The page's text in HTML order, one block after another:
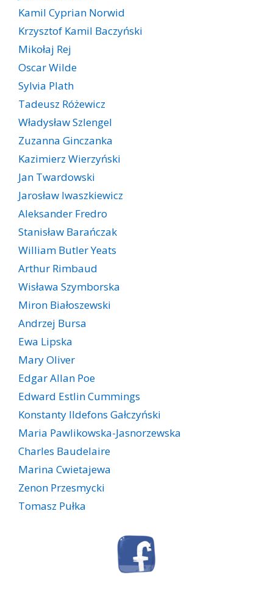
Kamil Cyprian Norwid
Krzysztof Kamil Baczyński
Mikołaj Rej
Oscar Wilde
Sylvia Plath
Tadeusz Różewicz
Władysław Szlengel
Zuzanna Ginczanka
Kazimierz Wierzyński
Jan Twardowski
Jarosław Iwaszkiewicz
Aleksander Fredro
Stanisław Barańczak
William Butler Yeats
Arthur Rimbaud
Wisława Szymborska
Miron Białoszewski
Andrzej Bursa
Ewa Lipska
Mary Oliver
Edgar Allan Poe
Edward Estlin Cummings
Konstanty Ildefons Gałczyński
Maria Pawlikowska-Jasnorzewska
Charles Baudelaire
Marina Cwietajewa
Zenon Przesmycki
Tomasz Pułka